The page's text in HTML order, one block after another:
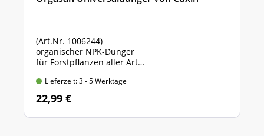
(Art.Nr. 1006244)
organischer NPK-Dünger
für Forstpflanzen aller Art
Lieferzeit: 3 - 5 Werktage
22,99 €